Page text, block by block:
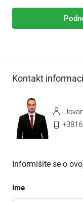
Kontakt
Informišite se o
Ime